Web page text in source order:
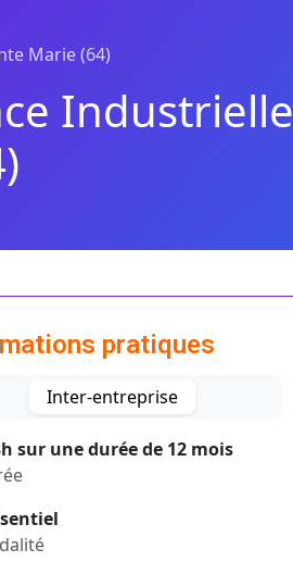
Marie (64)
Industrielle
pratiques
Inter-entreprise
sur une durée de 12 mois